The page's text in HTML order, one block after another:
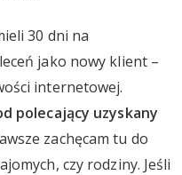
30 dni na
jako nowy klient –
internetowej.
polecający uzyskany
zachęcam tu do
czy rodziny. Jeśli